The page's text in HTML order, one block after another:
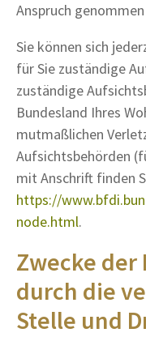
Anspruch
Sie können sich
für Sie zuständige
zuständige
Bundesland Ihres
mutmaßlichen
Aufsichtsbehörden
mit Anschrift finden
https://
node.html.
Zwecke
durch die
Stelle und